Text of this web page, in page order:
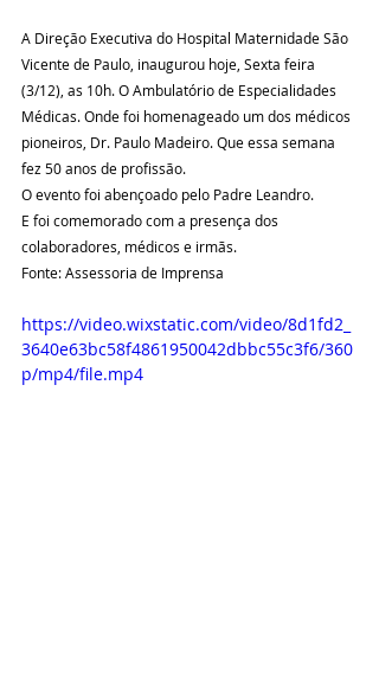
A Direção Executiva do Hospital Maternidade São
Vicente de Paulo, inaugurou hoje, Sexta feira
(3/12), as 10h. O Ambulatório de Especialidades
Médicas. Onde foi homenageado um dos médicos
pioneiros, Dr. Paulo Madeiro. Que essa semana
fez 50 anos de profissão.
O evento foi abençoado pelo Padre Leandro.
E foi comemorado com a presença dos
colaboradores, médicos e irmãs.
Fonte: Assessoria de Imprensa
https://video.wixstatic.com/video/8d1fd2_
3640e63bc58f4861950042dbbc55c3f6/360
p/mp4/file.mp4